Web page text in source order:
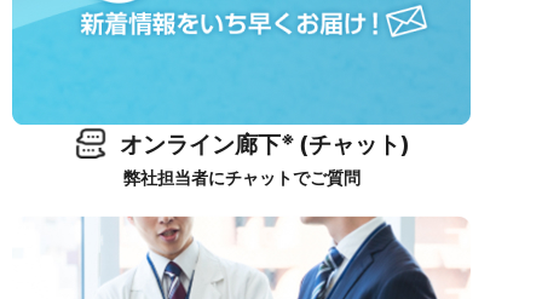
オンライン廊下※ (チャット)
弊社担当者にチャットでご質問